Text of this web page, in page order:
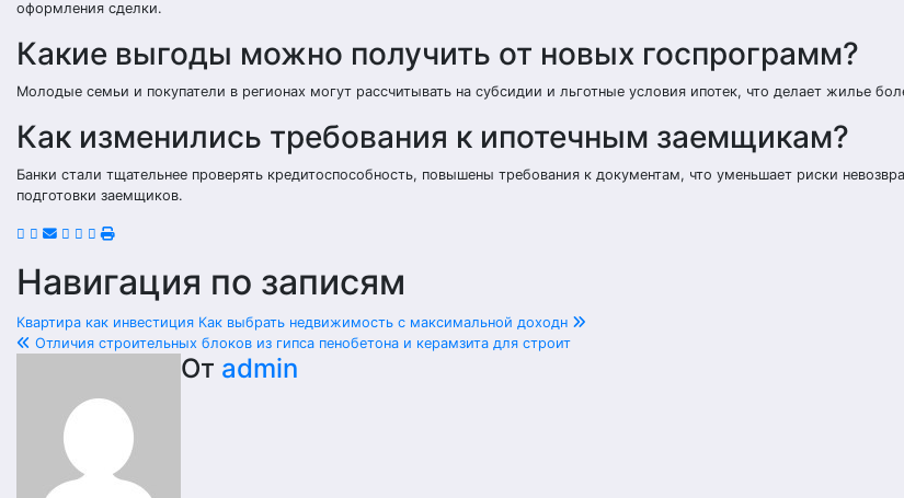
оформления сделки.
Какие выгоды можно получить от новых госпрограмм?
Молодые семьи и покупатели в регионах могут рассчитывать на субсидии и льготные условия ипотек, что делает жилье
Как изменились требования к ипотечным заемщикам?
Банки стали тщательнее проверять кредитоспособность, повышены требования к документам, что уменьшает риски
подготовки заемщиков.
Навигация по записям
Квартира как инвестиция Как выбрать недвижимость с максимальной доходн
Отличия строительных блоков из гипса пенобетона и керамзита для строит
От admin